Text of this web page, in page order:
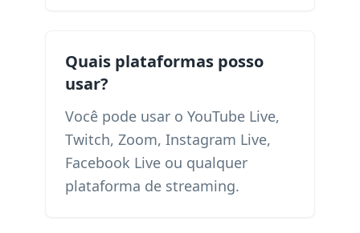
Quais plataformas posso
usar?
Você pode usar o YouTube Live,
Twitch, Zoom, Instagram Live,
Facebook Live ou qualquer
plataforma de streaming.